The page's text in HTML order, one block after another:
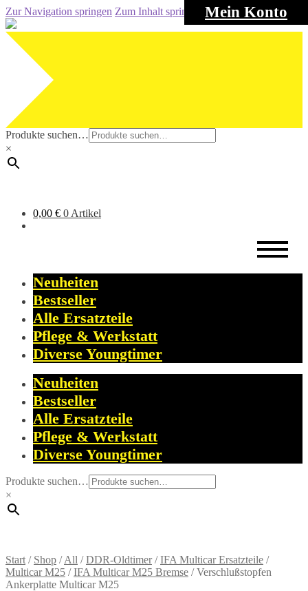
Mein Konto
Zur Navigation springen Zum Inhalt springen
Produkte suchen…
×
0,00 € 0 Artikel
Neuheiten
Bestseller
Alle Ersatzteile
Pflege & Werkstatt
Diverse Youngtimer
Neuheiten
Bestseller
Alle Ersatzteile
Pflege & Werkstatt
Diverse Youngtimer
Produkte suchen…
×
Start / Shop /All /DDR-Oldtimer/IFA Multicar Ersatzteile /
Multicar M25 /IFA Multicar M25 Bremse /Verschlußstopfen
Ankerplatte Multicar M25